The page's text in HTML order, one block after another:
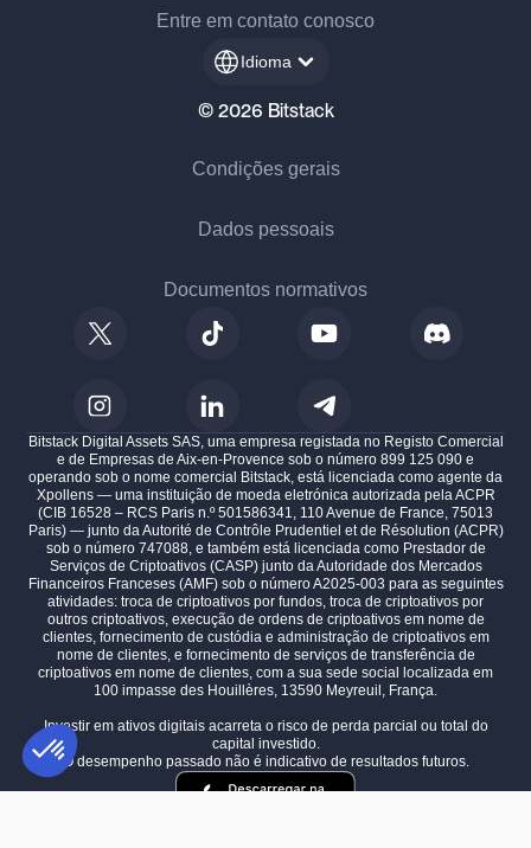
Entre em contato conosco
Idioma
© 2026 Bitstack
Condições gerais
Dados pessoais
Documentos normativos
Bitstack Digital Assets SAS, uma empresa registada no Registo Comercial
e de Empresas de Aix-en-Provence sob o número 899 125 090 e
operando sob o nome comercial Bitstack, está licenciada como agente da
Xpollens — uma instituição de moeda eletrónica autorizada pela ACPR
(CIB 16528 – RCS Paris n.º 501586341, 110 Avenue de France, 75013
Paris) — junto da Autorité de Contrôle Prudentiel et de Résolution (ACPR)
sob o número 747088, e também está licenciada como Prestador de
Serviços de Criptoativos (CASP) junto da Autoridade dos Mercados
Financeiros Franceses (AMF) sob o número A2025-003 para as seguintes
atividades: troca de criptoativos por fundos, troca de criptoativos por
outros criptoativos, execução de ordens de criptoativos em nome de
clientes, fornecimento de custódia e administração de criptoativos em
nome de clientes, e fornecimento de serviços de transferência de
criptoativos em nome de clientes, com a sua sede social localizada em
100 impasse des Houillères, 13590 Meyreuil, França.
Investir em ativos digitais acarreta o risco de perda parcial ou total do
capital investido.
O desempenho passado não é indicativo de resultados futuros.